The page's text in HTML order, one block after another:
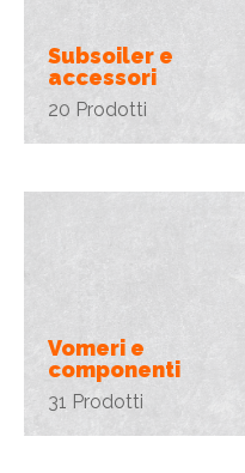
Subsoiler e
accessori
20 Prodotti
Vomeri e
componenti
31 Prodotti